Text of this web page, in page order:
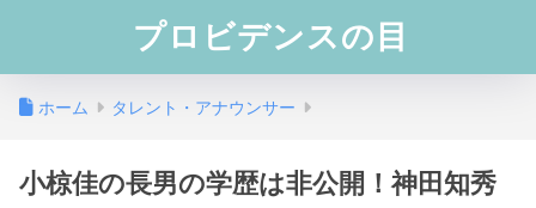
プロビデンスの目
ホーム タレント・アナウンサー
小椋佳の長男の学歴は非公開！神田知秀